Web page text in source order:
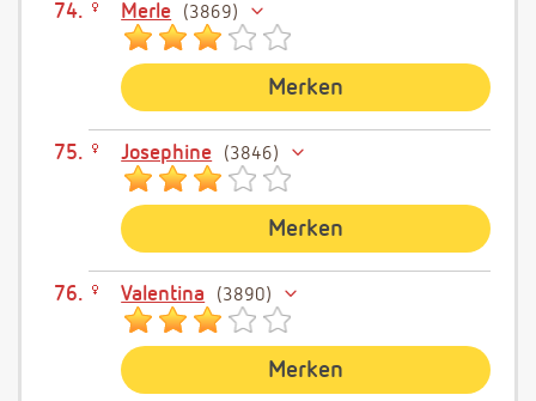
Merle 3869
Merken
Josephine 3846
Merken
Valentina 3890
Merken